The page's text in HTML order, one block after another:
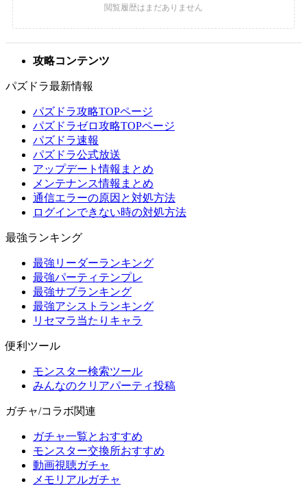
攻略コンテンツ
パズドラ最新情報
パズドラ攻略TOPページ
パズドラゼロ攻略TOPページ
パズドラ速報
パズドラ公式放送
アップデート情報まとめ
メンテナンス情報まとめ
通信エラーの原因と対処方法
ログインできない時の対処方法
最強ランキング
最強リーダーランキング
最強パーティテンプレ
最強サブランキング
最強アシストランキング
リセマラ当たりキャラ
便利ツール
モンスター検索ツール
みんなのクリアパーティ投稿
ガチャ/コラボ関連
ガチャ一覧とおすすめ
モンスター交換所おすすめ
動画視聴ガチャ
メモリアルガチャ